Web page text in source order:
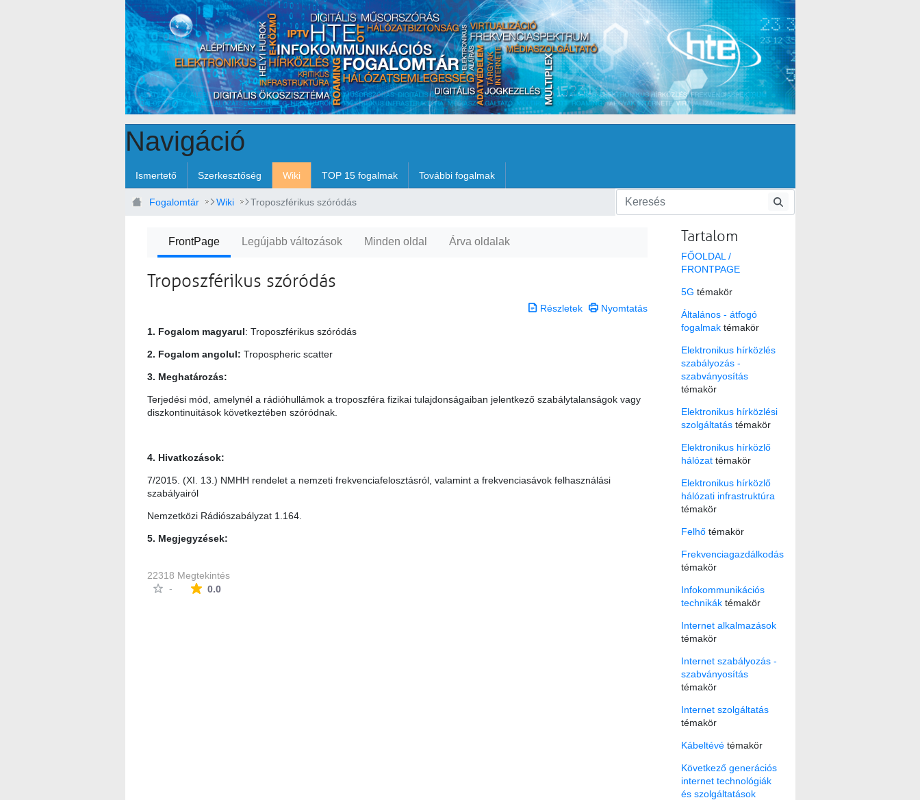
Navigáció
Ismertető Szerkesztőség Wiki TOP 15 fogalmak További fogalmak
Fogalomtár Wiki Troposzférikus szóródás
FrontPage Legújabb változások Minden oldal Árva oldalak
Troposzférikus szóródás
Részletek Nyomtatás
1. Fogalom magyarul: Troposzférikus szóródás
2. Fogalom angolul: Tropospheric scatter
3. Meghatározás:
Terjedési mód, amelynél a rádióhullámok a troposzféra fizikai tulajdonságaiban jelentkező szabálytalanságok vagy
diszkontinuitások következtében szóródnak.
4. Hivatkozások:
7/2015. (XI. 13.) NMHH rendelet a nemzeti frekvenciafelosztásról, valamint a frekvenciasávok felhasználási
szabályairól
Nemzetközi Rádiószabályzat 1.164.
5. Megjegyzések:
22318 Megtekintés
-
0.0Az átlagos minősítés 0 csillag a lehetséges 5-ből.
Tartalom
FŐOLDAL /
FRONTPAGE
5G témakör
Általános - átfogó
fogalmaktémakör
Elektronikus hírközlés
szabályozás -
szabványosítás
témakör
Elektronikus hírközlési
szolgáltatástémakör
Elektronikus hírközlő
hálózattémakör
Elektronikus hírközlő
hálózati infrastruktúra
témakör
Felhőtémakör
Frekvenciagazdálkodás
témakör
Infokommunikációs
technikáktémakör
Internet alkalmazások
témakör
Internet szabályozás -
szabványosítás
témakör
Internet szolgáltatás
témakör
Kábeltévétémakör
Következő generációs
internet technológiák
és szolgáltatások